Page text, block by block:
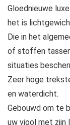
Gloednieuwe
het is
Die in het
of stoffen
situaties
Zeer hoge
en waterdicht.
Gebouwd om te
uw viool met zijn